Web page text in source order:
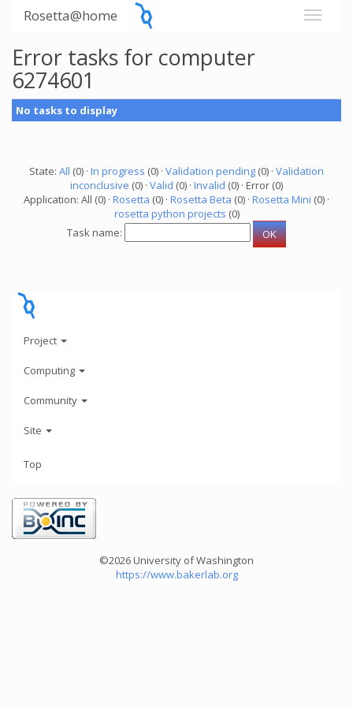
Rosetta@home
Error tasks for computer
6274601
No tasks to display
State: All (0) · In progress (0) · Validation pending (0) · Validation
inconclusive (0) · Valid (0) · Invalid (0) · Error (0)
Application: All (0) · Rosetta (0) · Rosetta Beta (0) · Rosetta Mini (0) ·
rosetta python projects (0)
Task name:
Project
Computing
Community
Site
Top
©2026 University of Washington
https://www.bakerlab.org